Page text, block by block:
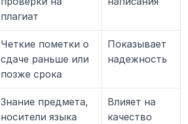
плагиат
Четкие пометки о
сдаче раньше или
позже срока
Показывает
надежность
Знание предмета,
носители языка
Влияет на
качество